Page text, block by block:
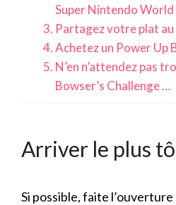
Super Nintendo World
Partagez votre plat
Achetez un Power Up
N’en n’attendez pas
Bowser’s Challenge …
Arriver le plus
Si possible, faite